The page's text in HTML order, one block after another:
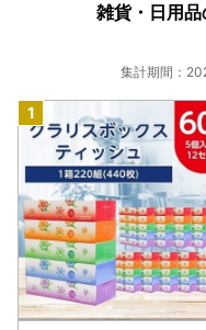
雑貨・日用
集計期間：